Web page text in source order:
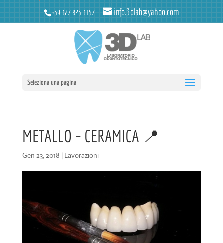
+39 327 823 3157 info.3dlab@yahoo.com
Seleziona una pagina
METALLO – CERAMICA 📍
Gen 23, 2018 | Lavorazioni